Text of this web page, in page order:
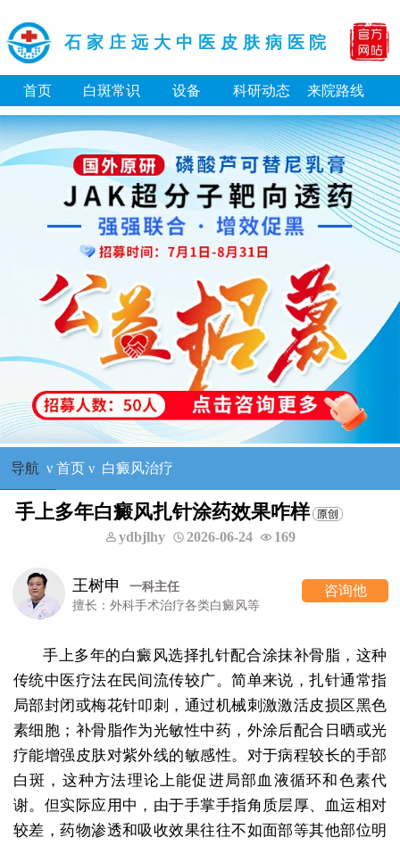
石家庄远大中医皮肤病医院
首页 白斑常识 设备 科研动态 来院路线
导航 ν 首页ν 白癜风治疗
手上多年白癜风扎针涂药效果咋样
ydbjlhy 2026-06-24 169
王树申
一科主任
擅长：外科手术治疗各类白癜风等
咨询他
手上多年的白癜风选择扎针配合涂抹补骨脂，这种
传统中医疗法在民间流传较广。简单来说，扎针通常指
局部封闭或梅花针叩刺，通过机械刺激激活皮损区黑色
素细胞；补骨脂作为光敏性中药，外涂后配合日晒或光
疗能增强皮肤对紫外线的敏感性。对于病程较长的手部
白斑，这种方法理论上能促进局部血液循环和色素代
谢。但实际应用中，由于手掌手指角质层厚、血运相对
较差，药物渗透和吸收效果往往不如面部等其他部位明